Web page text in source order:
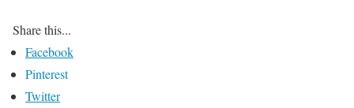
Share this...
Facebook
Pinterest
Twitter